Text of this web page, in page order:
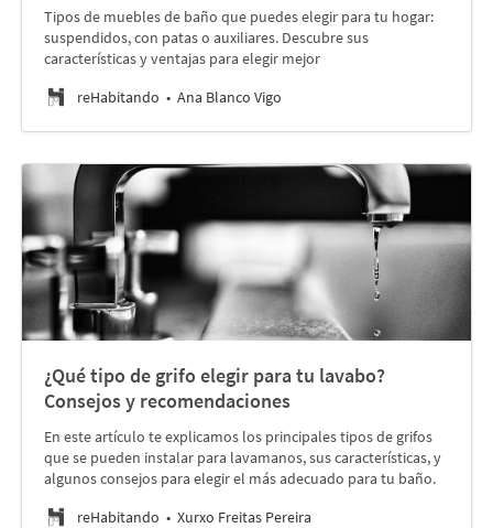
Tipos de muebles de baño que puedes elegir para tu hogar:
suspendidos, con patas o auxiliares. Descubre sus
características y ventajas para elegir mejor
reHabitando
Ana Blanco Vigo
¿Qué tipo de grifo elegir para tu lavabo?
Consejos y recomendaciones
En este artículo te explicamos los principales tipos de grifos
que se pueden instalar para lavamanos, sus características, y
algunos consejos para elegir el más adecuado para tu baño.
reHabitando
Xurxo Freitas Pereira